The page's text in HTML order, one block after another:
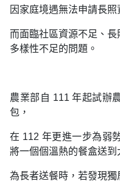
因家庭境遇無法申請長照
而面臨社區資源不足、
多樣性不足的問題。
農業部自 111 年起試辦
包，
在 112 年更進一步為弱
將一個個溫熱的餐盒送到
為長者送餐時，若發現